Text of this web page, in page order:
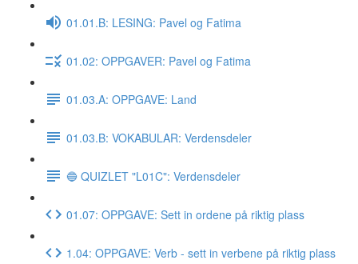
01.01.B: LESING: Pavel og Fatima
01.02: OPPGAVER: Pavel og Fatima
01.03.A: OPPGAVE: Land
01.03.B: VOKABULAR: Verdensdeler
🔵 QUIZLET "L01C": Verdensdeler
01.07: OPPGAVE: Sett in ordene på riktig plass
1.04: OPPGAVE: Verb - sett in verbene på riktig plass